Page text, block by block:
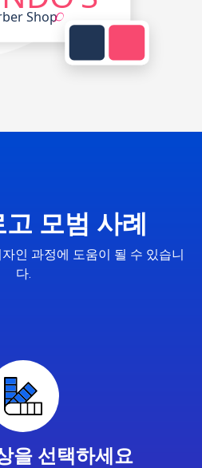
모범 사례
인 과정에 도움이 될 수 있습니
다.
을 선택하세요